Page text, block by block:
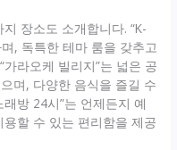
장소도 소개합니다. “K-
, 독특한 테마 룸을 갖추고
라오케 빌리지”는 넓은 공
며, 다양한 음식을 즐길 수
방 24시”는 언제든지 예
할 수 있는 편리함을 제공